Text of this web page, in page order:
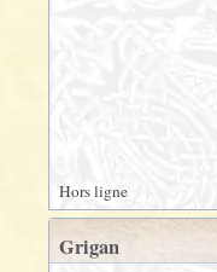
Hors ligne
Grigan